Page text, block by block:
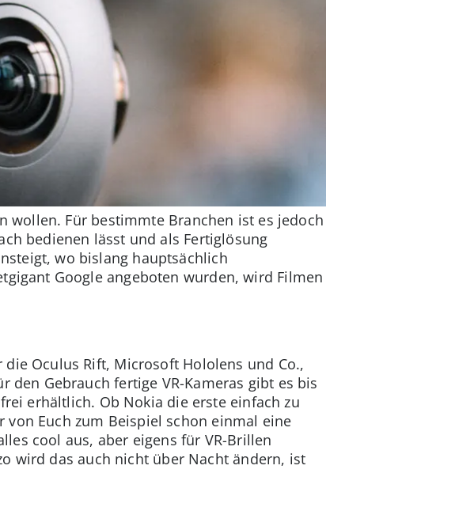
Für bestimmte Branchen ist es jedoch
bedienen lässt und als Fertiglösung
wo bislang hauptsächlich
Google angeboten wurden, wird Filmen
Oculus Rift, Microsoft Hololens und Co.,
Gebrauch fertige VR-Kameras gibt es bis
erhältlich. Ob Nokia die erste einfach zu
von Euch zum Beispiel schon einmal eine
cool aus, aber eigens für VR-Brillen
wird das auch nicht über Nacht ändern, ist